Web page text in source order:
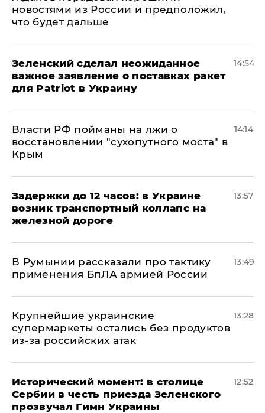
новостями из России и предположил,
что будет дальше
Зеленский сделал неожиданное
важное заявление о поставках ракет
для Patriot в Украину
14:54
Власти РФ пойманы на лжи о
восстановлении "сухопутного моста" в
Крым
14:14
Задержки до 12 часов: в Украине
возник транспортный коллапс на
железной дороге
13:57
В Румынии рассказали про тактику
применения БпЛА армией России
13:49
Крупнейшие украинские
супермаркеты остались без продуктов
из-за российских атак
13:28
Исторический момент: в столице
Сербии в честь приезда Зеленского
прозвучал Гимн Украины
12:52